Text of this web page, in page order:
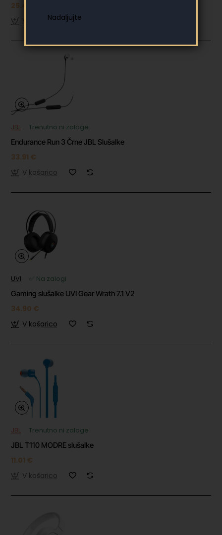
25.43 €
V košarico
JBL
Trenutno ni zaloge
Endurance Run 3 Črne JBL Slušalke
33.91 €
V košarico
UVI
✅ Na zalogi
Gaming slušalke UVI Gear Wrath 7.1 V2
34.90 €
V košarico
JBL
Trenutno ni zaloge
JBL T110 MODRE slušalke
11.01 €
V košarico